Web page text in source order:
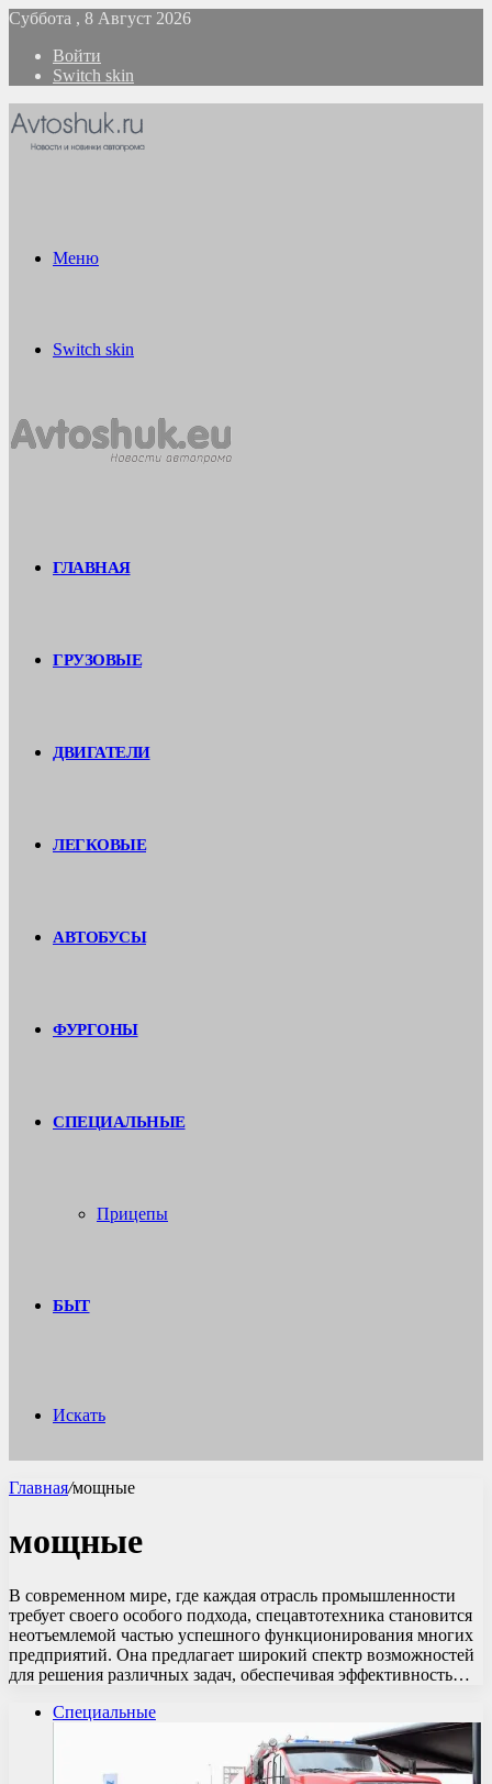
Суббота , 8 Август 2026
Войти
Switch skin
Меню
Switch skin
ГЛАВНАЯ
ГРУЗОВЫЕ
ДВИГАТЕЛИ
ЛЕГКОВЫЕ
АВТОБУСЫ
ФУРГОНЫ
СПЕЦИАЛЬНЫЕ
Прицепы
БЫТ
Искать
Главная/мощные
мощные
В современном мире, где каждая отрасль промышленности
требует своего особого подхода, спецавтотехника становится
неотъемлемой частью успешного функционирования многих
предприятий. Она предлагает широкий спектр возможностей
для решения различных задач, обеспечивая эффективность…
Специальные